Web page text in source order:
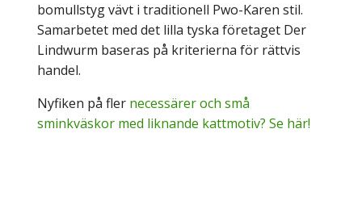
bomullstyg vävt i traditionell Pwo-Karen stil.
Samarbetet med det lilla tyska företaget Der
Lindwurm baseras på kriterierna för rättvis
handel.
Nyfiken på fler necessärer och små
sminkväskor med liknande kattmotiv? Se här!